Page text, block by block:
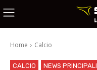
Home Calcio
CALCIO NEWS PRINCIPALI